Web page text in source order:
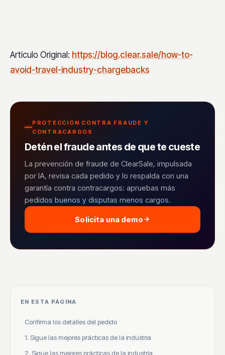
Artículo Original: https://blog.clear.sale/how-to-
avoid-travel-industry-chargebacks
PROTECCIÓN CONTRA FRAUDE Y
CONTRACARGOS
Detén el fraude antes de que te cueste
La prevención de fraude de ClearSale, impulsada
por IA, revisa cada pedido y lo respalda con una
garantía contra contracargos: apruebas más
pedidos buenos y disputas menos cargos.
Solicita una demo
EN ESTA PÁGINA
Confirma los detalles del pedido
1. Sigue las mejores prácticas de la industria
2. Sigue las mejores prácticas de la industria